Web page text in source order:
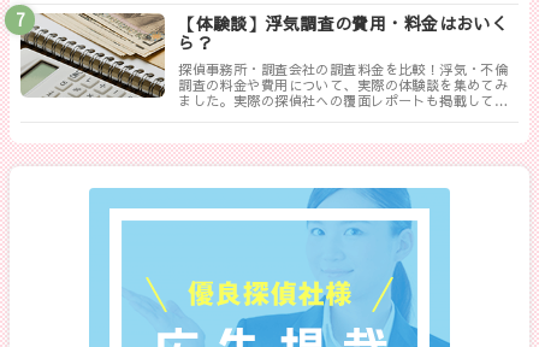
【体験談】浮気調査の費用・料金はおいく
ら？
探偵事務所・調査会社の調査料金を比較！浮気・不倫
調査の料金や費用について、実際の体験談を集めてみ
ました。実際の探偵社への覆面レポートも掲載してい